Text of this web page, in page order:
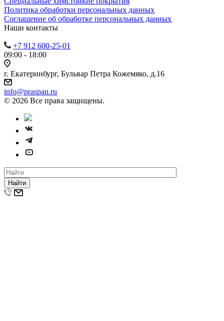
Политика обработки персональных данных
Cоглашение об обработке персональных данных
Наши контакты
+7 912 600-25-01
09:00 - 18:00
г. Екатеринбург, Бульвар Петра Кожемяко, д.16
info@praspan.ru
© 2026 Все права защищены.
Найти